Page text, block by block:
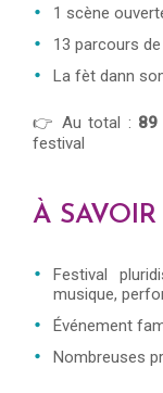
1 scène
13 parcours
La fèt dann
👉 Au total : 89
festival
À SAVOIR
Festival
musique,
Événement
Nombreuses